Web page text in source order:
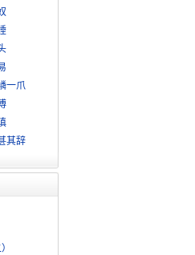
一爪
其辞